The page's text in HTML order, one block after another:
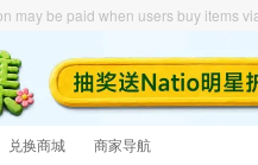
may be paid when users buy items
兑换商城 商家导航